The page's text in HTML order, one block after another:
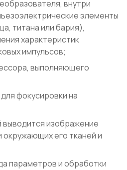
внутри
элементы
титана или бария),
характеристик
импульсов;
выполняющего
фокусировки на
выводится изображение
окружающих его тканей и
параметров и обработки